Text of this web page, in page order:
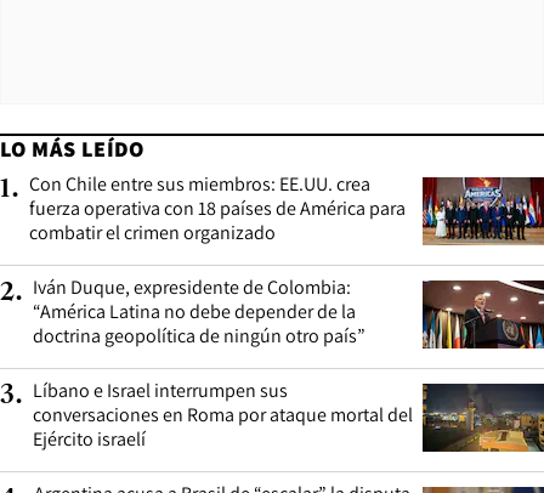
LO MÁS LEÍDO
1. Con Chile entre sus miembros: EE.UU. crea
fuerza operativa con 18 países de América para
combatir el crimen organizado
2. Iván Duque, expresidente de Colombia:
“América Latina no debe depender de la
doctrina geopolítica de ningún otro país”
3. Líbano e Israel interrumpen sus
conversaciones en Roma por ataque mortal del
Ejército israelí